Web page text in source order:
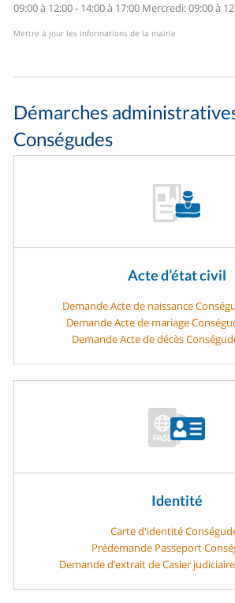
09:00 à 12:00 - 14:00 à 17:00 Mercredi: 09:00 à
Mettre à jour les informations de la mairie
Démarches
Conségudes
Acte d’état civil
Demande Acte de naissance
Demande Acte de mariage
Demande Acte de décès
Identité
Carte d'identité
Prédemande Passeport
Demande d’extrait de Casier